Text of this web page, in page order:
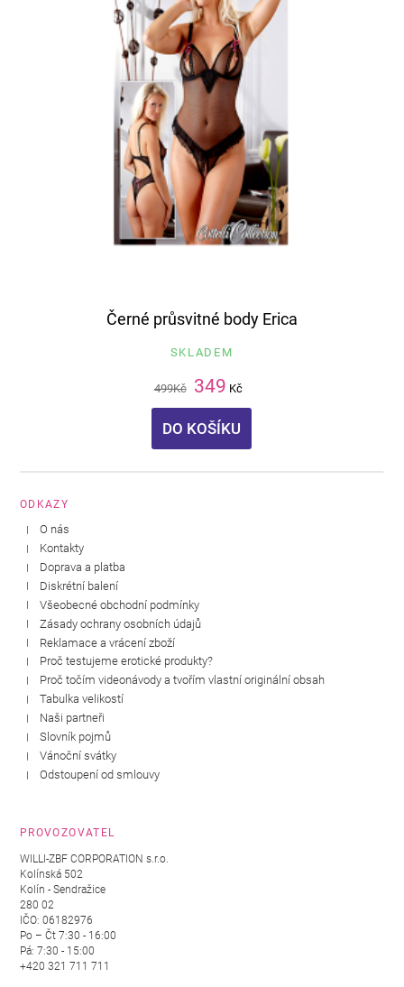
Černé průsvitné body Erica
SKLADEM
499Kč 349 Kč
DO KOŠÍKU
ODKAZY
O nás
Kontakty
Doprava a platba
Diskrétní balení
Všeobecné obchodní podmínky
Zásady ochrany osobních údajů
Reklamace a vrácení zboží
Proč testujeme erotické produkty?
Proč točím videonávody a tvořím vlastní originální obsah
Tabulka velikostí
Naši partneři
Slovník pojmů
Vánoční svátky
Odstoupení od smlouvy
PROVOZOVATEL
WILLI-ZBF CORPORATION s.r.o.
Kolínská 502
Kolín - Sendražice
280 02
IČO: 06182976
Po – Čt 7:30 - 16:00
Pá: 7:30 - 15:00
+420 321 711 711